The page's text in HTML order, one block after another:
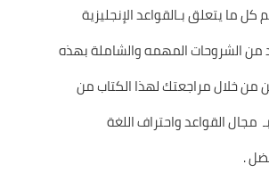
ما يتعلق بـالقواعد الإنجليزية
من الشروحات المهمه والشاملة بهذه
من خلال مراجعتك لهذا الكتاب من
مجال القواعد واحتراف اللغة
.